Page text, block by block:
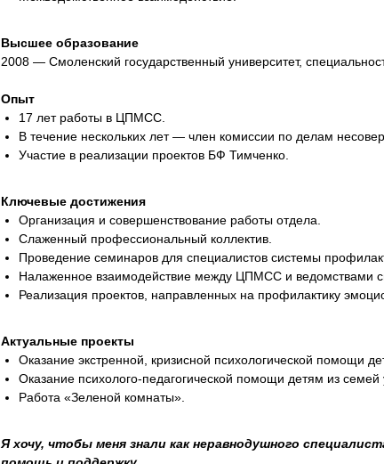
Высшее образование
2008 — Смоленский государственный университет,
Опыт
17 лет работы в ЦПМСС.
В течение нескольких лет — член комиссии по делам
Участие в реализации проектов БФ Тимченко.
Ключевые достижения
Организация и совершенствование работы отдела.
Слаженный профессиональный коллектив.
Проведение семинаров для специалистов системы
Налаженное взаимодействие между ЦПМСС и ведомствами
Реализация проектов, направленных на профилактику
Актуальные проекты
Оказание экстренной, кризисной психологической помощи
Оказание психолого-педагогической помощи детям из семей
Работа «Зеленой комнаты».
Я хочу, чтобы меня знали как неравнодушного